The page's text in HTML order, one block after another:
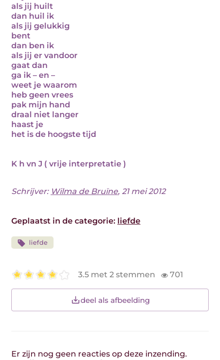
als jij huilt
dan huil ik
als jij gelukkig
bent
dan ben ik
als jij er vandoor
gaat dan
ga ik – en –
weet je waarom
heb geen vrees
pak mijn hand
draal niet langer
haast je
het is de hoogste tijd
K h vn J ( vrije interpretatie )
Schrijver: Wilma de Bruïne, 21 mei 2012
Geplaatst in de categorie: liefde
liefde
3.5 met 2 stemmen 701
deel als afbeelding
Er zijn nog geen reacties op deze inzending.